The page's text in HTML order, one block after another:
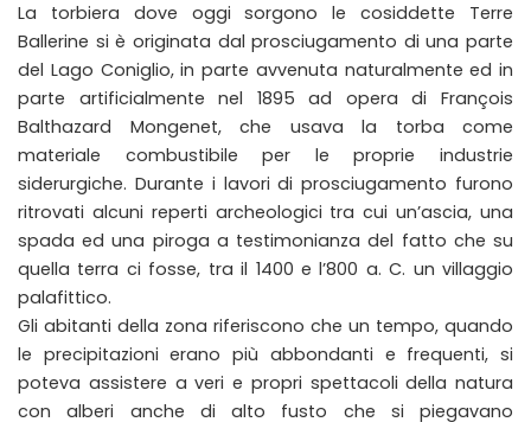
La torbiera dove oggi sorgono le cosiddette Terre
Ballerine si è originata dal prosciugamento di una parte
del Lago Coniglio, in parte avvenuta naturalmente ed in
parte artificialmente nel 1895 ad opera di François
Balthazard Mongenet, che usava la torba come
materiale combustibile per le proprie industrie
siderurgiche. Durante i lavori di prosciugamento furono
ritrovati alcuni reperti archeologici tra cui un’ascia, una
spada ed una piroga a testimonianza del fatto che su
quella terra ci fosse, tra il 1400 e l’800 a. C. un villaggio
palafittico.
Gli abitanti della zona riferiscono che un tempo, quando
le precipitazioni erano più abbondanti e frequenti, si
poteva assistere a veri e propri spettacoli della natura
con alberi anche di alto fusto che si piegavano